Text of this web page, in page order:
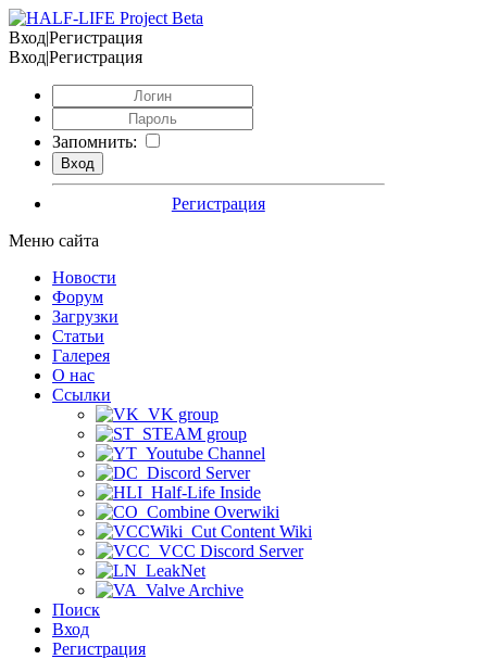
Вход|Регистрация
Вход|Регистрация
Запомнить:
Регистрация
Меню сайта
Новости
Форум
Загрузки
Статьи
Галерея
О нас
Ссылки
VK group
STEAM group
Youtube Channel
Discord Server
Half-Life Inside
Combine Overwiki
Cut Content Wiki
VCC Discord Server
LeakNet
Valve Archive
Поиск
Вход
Регистрация